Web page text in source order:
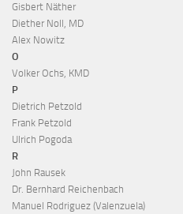
Gisbert Näther
Diether Noll, MD
Alex Nowitz
O
Volker Ochs, KMD
P
Dietrich Petzold
Frank Petzold
Ulrich Pogoda
R
John Rausek
Dr. Bernhard Reichenbach
Manuel Rodriguez (Valenzuela)